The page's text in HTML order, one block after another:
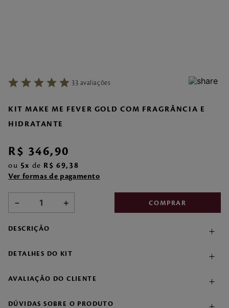
10 flor cerejeira
33 avaliações
KIT MAKE ME FEVER GOLD COM FRAGRÂNCIA E
HIDRATANTE
R$ 346,90
ou 5 de R$ 69,38
Ver formas de pagamento
＋
－ COMPRAR
DESCRIÇÃO
DETALHES DO KIT
AVALIAÇÃO DO CLIENTE
DÚVIDAS SOBRE O PRODUTO